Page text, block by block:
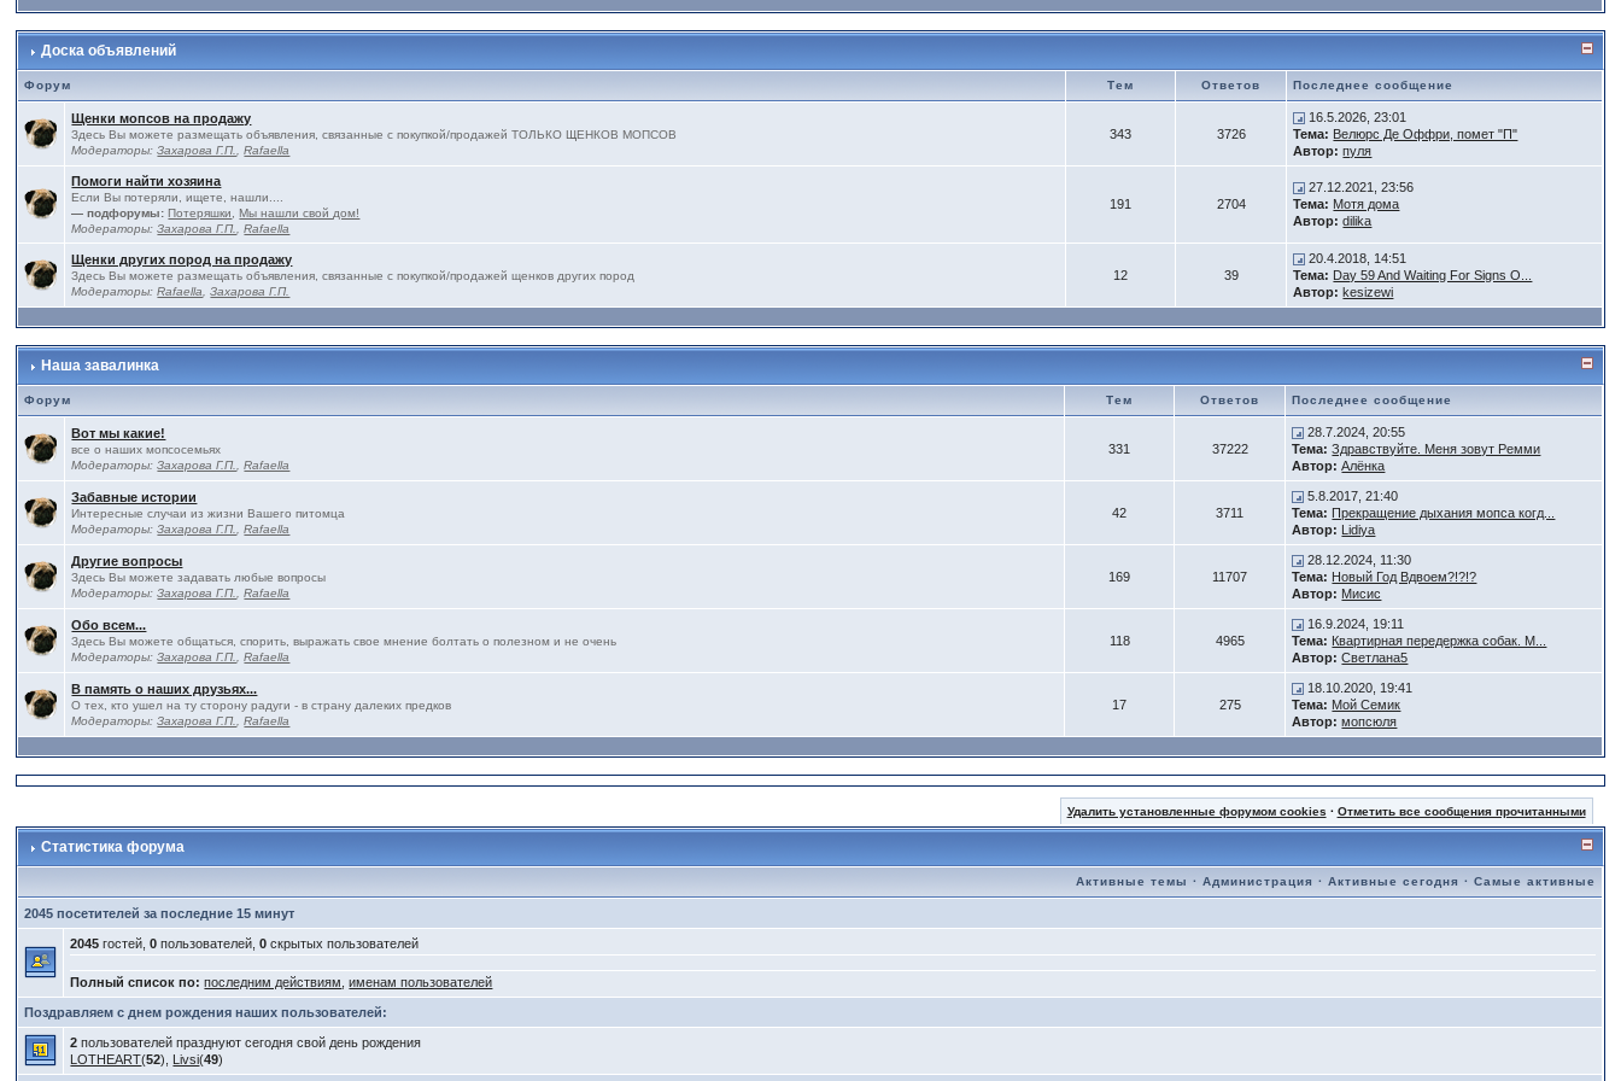
Доска объявлений
Форум Тем Ответов Последнее сообщение
Щенки мопсов на продажу
Здесь Вы можете размещать объявления, связанные с покупкой/продажей ТОЛЬКО ЩЕНКОВ МОПСОВ
Модераторы:Захарова Г.П. ,Rafaella
343 3726
16.5.2026, 23:01
Тема: Велюрс Де Оффри, помет "П"
Автор: пуля
Помоги найти хозяина
Если Вы потеряли, ищете, нашли....
— подфорумы: Потеряшки ,Мы нашли свой дом!
Модераторы:Захарова Г.П. ,Rafaella
191 2704
27.12.2021, 23:56
Тема: Мотя дома
Автор: dilika
Щенки других пород на продажу
Здесь Вы можете размещать объявления, связанные с покупкой/продажей щенков других пород
Модераторы:Rafaella ,Захарова Г.П.
12 39
20.4.2018, 14:51
Тема: Day 59 And Waiting For Signs O...
Автор: kesizewi
Наша завалинка
Форум Тем Ответов Последнее сообщение
Вот мы какие!
все о наших мопсосемьях
Модераторы:Захарова Г.П. ,Rafaella
331 37222
28.7.2024, 20:55
Тема: Здравствуйте. Меня зовут Ремми
Автор: Алёнка
Забавные истории
Интересные случаи из жизни Вашего питомца
Модераторы:Захарова Г.П. ,Rafaella
42 3711
5.8.2017, 21:40
Тема: Прекращение дыхания мопса когд...
Автор: Lidiya
Другие вопросы
Здесь Вы можете задавать любые вопросы
Модераторы:Захарова Г.П. ,Rafaella
169 11707
28.12.2024, 11:30
Тема: Новый Год Вдвоем?!?!?
Автор: Мисис
Обо всем...
Здесь Вы можете общаться, спорить, выражать свое мнение болтать о полезном и не очень
Модераторы:Захарова Г.П. ,Rafaella
118 4965
16.9.2024, 19:11
Тема: Квартирная передержка собак. М...
Автор: Светлана5
В память о наших друзьях...
О тех, кто ушел на ту сторону радуги - в страну далеких предков
Модераторы:Захарова Г.П. ,Rafaella
17 275
18.10.2020, 19:41
Тема: Мой Семик
Автор: мопсюля
Удалить установленные форумом cookies · Отметить все сообщения прочитанными
Статистика форума
Активные темы ·Администрация ·Активные сегодня ·Самые активные
2045 посетителей за последние 15 минут
2045 гостей,0 пользователей,0 скрытых пользователей
Полный список по: последним действиям ,именам пользователей
Поздравляем с днем рождения наших пользователей:
2 пользователей празднуют сегодня свой день рождения
LOTHEART(52), Livsi(49)